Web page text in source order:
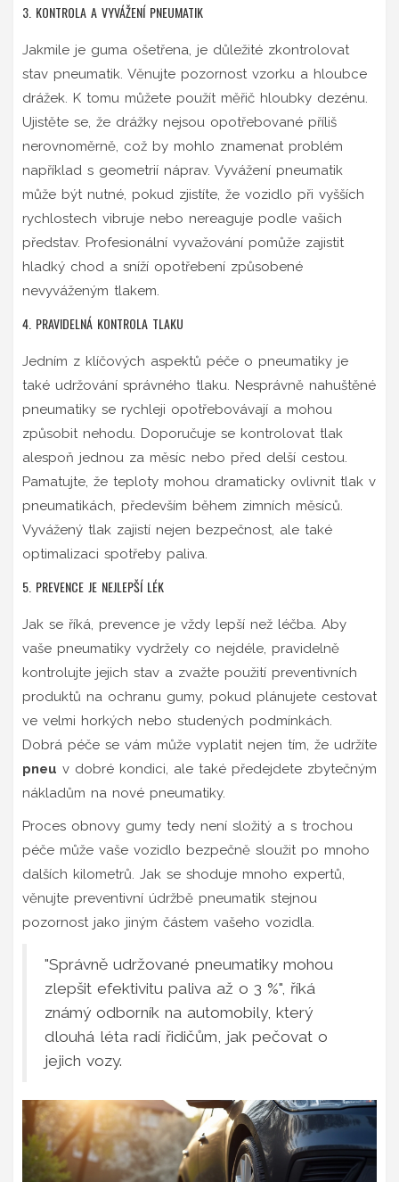
3. KONTROLA A VYVÁŽENÍ PNEUMATIK
Jakmile je guma ošetřena, je důležité zkontrolovat
stav pneumatik. Věnujte pozornost vzorku a hloubce
drážek. K tomu můžete použít měřič hloubky dezénu.
Ujistěte se, že drážky nejsou opotřebované příliš
nerovnoměrně, což by mohlo znamenat problém
například s geometrií náprav. Vyvážení pneumatik
může být nutné, pokud zjistíte, že vozidlo při vyšších
rychlostech vibruje nebo nereaguje podle vašich
představ. Profesionální vyvažování pomůže zajistit
hladký chod a sníží opotřebení způsobené
nevyváženým tlakem.
4. PRAVIDELNÁ KONTROLA TLAKU
Jedním z klíčových aspektů péče o pneumatiky je
také udržování správného tlaku. Nesprávně nahuštěné
pneumatiky se rychleji opotřebovávají a mohou
způsobit nehodu. Doporučuje se kontrolovat tlak
alespoň jednou za měsíc nebo před delší cestou.
Pamatujte, že teploty mohou dramaticky ovlivnit tlak v
pneumatikách, především během zimních měsíců.
Vyvážený tlak zajistí nejen bezpečnost, ale také
optimalizaci spotřeby paliva.
5. PREVENCE JE NEJLEPŠÍ LÉK
Jak se říká, prevence je vždy lepší než léčba. Aby
vaše pneumatiky vydržely co nejdéle, pravidelně
kontrolujte jejich stav a zvažte použití preventivních
produktů na ochranu gumy, pokud plánujete cestovat
ve velmi horkých nebo studených podmínkách.
Dobrá péče se vám může vyplatit nejen tím, že udržíte
pneu v dobré kondici, ale také předejdete zbytečným
nákladům na nové pneumatiky.
Proces obnovy gumy tedy není složitý a s trochou
péče může vaše vozidlo bezpečně sloužit po mnoho
dalších kilometrů. Jak se shoduje mnoho expertů,
věnujte preventivní údržbě pneumatik stejnou
pozornost jako jiným částem vašeho vozidla.
"Správně udržované pneumatiky mohou
zlepšit efektivitu paliva až o 3 %", říká
známý odborník na automobily, který
dlouhá léta radí řidičům, jak pečovat o
jejich vozy.